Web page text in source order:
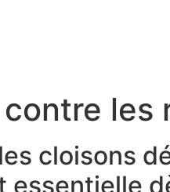
les
cloisons